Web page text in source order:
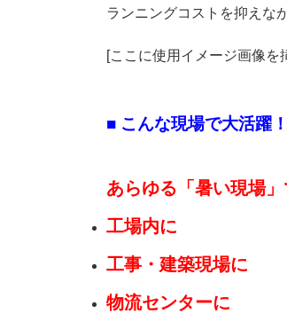
ランニングコストを抑えな
[ここに使用イメージ画像を
■ こんな現場で大活躍！
あらゆる「暑い現場」
工場内に
工事・建築現場に
物流センターに